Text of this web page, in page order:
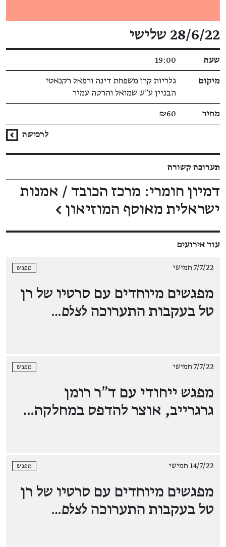
פרטי האירוע
28/6/22 שלישי
שעה 19:00
מיקום
גלריות קרן משפחת דינה ורפאל רקנאטי
הבניין ע״ש שמואל והרטה עמיר
מחיר ₪60
לרכישה
תערוכה קשורה
דמיון חומרי: מרכז הכובד / אמנות
ישראלית מאוסף המוזיאון ←
עוד אירועים
7/7/22 חמישי מפגש
מפגשים מיוחדים עם סרטיו של רן
טל בעקבות התערוכה לצלם…
7/7/22 חמישי מפגש
מפגש ייחודי עם ד"ר רומן
גרגרייב, אוצר להדפס במחלקה…
14/7/22 חמישי מפגש
מפגשים מיוחדים עם סרטיו של רן
טל בעקבות התערוכה לצלם…